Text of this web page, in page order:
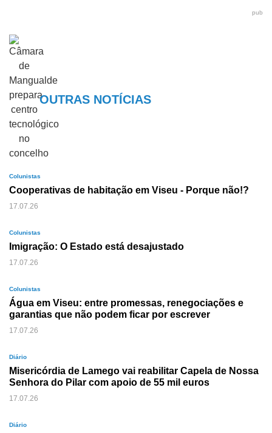
pub
OUTRAS NOTÍCIAS
Colunistas
Cooperativas de habitação em Viseu - Porque não!?
17.07.26
Colunistas
Imigração: O Estado está desajustado
17.07.26
Colunistas
Água em Viseu: entre promessas, renegociações e
garantias que não podem ficar por escrever
17.07.26
Diário
Misericórdia de Lamego vai reabilitar Capela de Nossa
Senhora do Pilar com apoio de 55 mil euros
17.07.26
Diário